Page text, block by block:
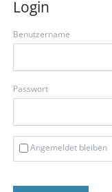
Login
Benutzername
Passwort
Angemeldet bleiben